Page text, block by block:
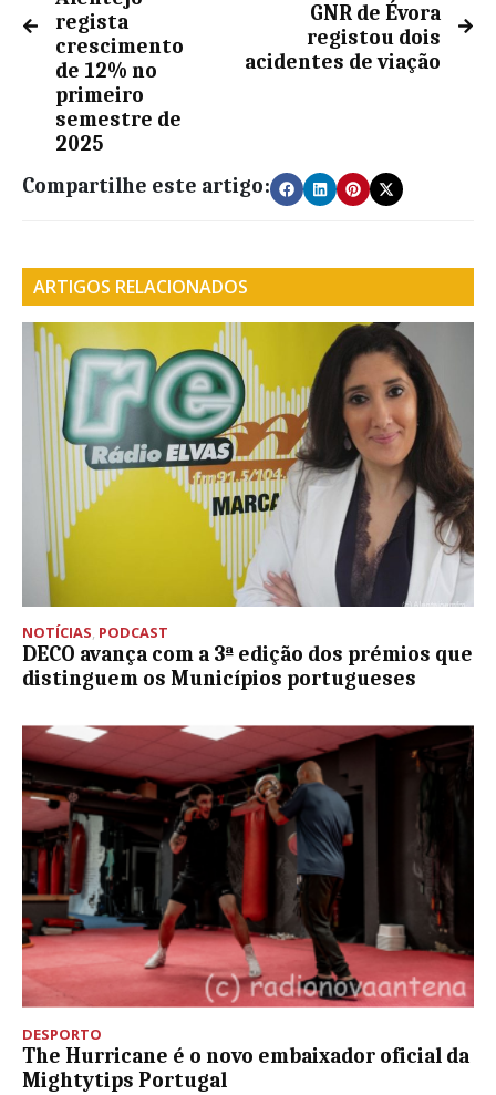
regista
crescimento
de 12% no
primeiro
semestre de
2025
GNR de Évora
registou dois
acidentes de viação
Compartilhe este artigo:
ARTIGOS RELACIONADOS
NOTÍCIAS, PODCAST
DECO avança com a 3ª edição dos prémios que
distinguem os Municípios portugueses
DESPORTO
The Hurricane é o novo embaixador oficial da
Mightytips Portugal